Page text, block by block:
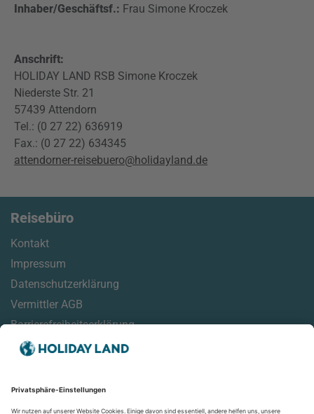
Inhaber/Geschäftsf.: Frau Simone Kroczek
Anschrift:
HOLIDAY LAND RSB Simone Kroczek
Niederste Str. 21
57439 Attendorn
Tel.: (0 27 22) 636919
Fax.: (0 27 22) 634345
attendorner-reisebuero@holidayland.de
Reisebüro
Kontakt
Impressum
Datenschutzerklärung
Vermittler AGB
Barrierefreiheitserklärung
Reisemonitor